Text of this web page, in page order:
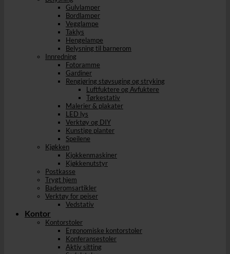
Gulvlamper
Bordlamper
Vegglampe
Taklys
Hengelampe
Belysning til barnerom
Innredning
Fotoramme
Gardiner
Rengjøring støvsuging og stryking
Luftfuktere og Avfuktere
Tørkestativ
Malerier & plakater
LED lys
Verktøy og DIY
Kunstige planter
Speilene
Kjøkken
Kjokkenmaskiner
Kjøkkenutstyr
Postkasse
Trygt hjem
Baderomsartikler
Verktøy for peiser
Vedstativ
Kontor
Kontorstoler
Ergonomiske kontorstoler
Konferansestoler
Aktiv sitting